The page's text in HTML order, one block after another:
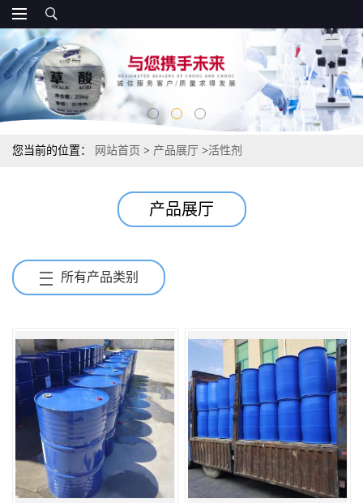
您当前的位置： 网站首页 > 产品展厅 >活性剂
产品展厅
所有产品类别